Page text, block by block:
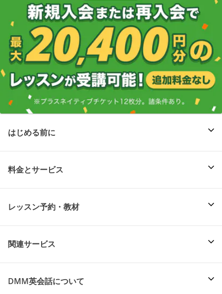
はじめる前に
料金とサービス
レッスン予約・教材
関連サービス
DMM英会話について